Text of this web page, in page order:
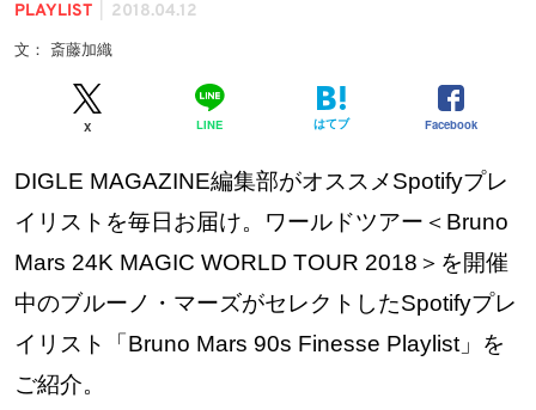
PLAYLIST 2018.04.12
文： 斎藤加織
X LINE はてブ Facebook
DIGLE MAGAZINE編集部がオススメSpotifyプレ
イリストを毎日お届け。ワールドツアー＜Bruno
Mars 24K MAGIC WORLD TOUR 2018＞を開催
中のブルーノ・マーズがセレクトしたSpotifyプレ
イリスト「Bruno Mars 90s Finesse Playlist」を
ご紹介。